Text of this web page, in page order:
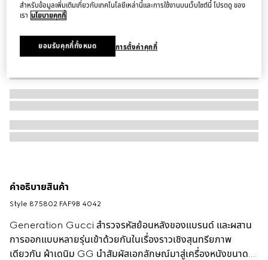
คำอธิบายสินค้า
Style ‎875802 FAF9B 4042
Generation Gucci สำรวจรหัสย้อนหลังของแบรนด์ และผสาน
การออกแบบหลายรุ่นเข้าด้วยกันในเรื่องราวเชิงสุนทรียภาพ
เดียวกัน ผ้าเดนิม GG นำสัมผัสเอกลักษณ์มาสู่เครื่องหนังขนาด
สำหรับข้อมูลเพิ่มเติมเกี่ยวกับเทคโนโลยีเหล่านี้และการใช้งานบนเว็บไซต์นี้ โปรดดู ของ
เรา นโยบายคุกกี้
การตั้งค่าคุกกี้
ยอมรับคุกกี้ทั้งหมด